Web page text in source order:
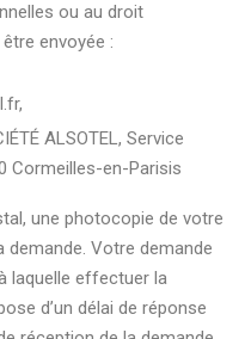
ou au droit
envoyée :
ALSOTEL, Service
Cormeilles-en-Parisis
une photocopie de votre
demande. Votre demande
laquelle effectuer la
d’un délai de réponse